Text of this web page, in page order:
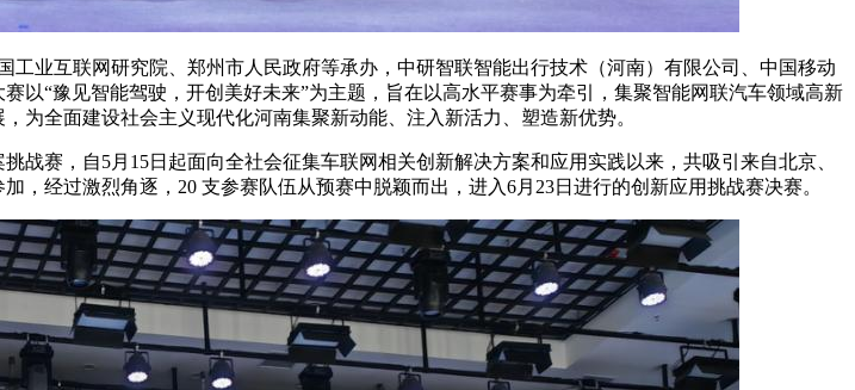
互联网研究院、郑州市人民政府等承办，中研智联智能出行技术（河南）有限公司、中国移动
以“豫见智能驾驶，开创美好未来”为主题，旨在以高水平赛事为牵引，集聚智能网联汽车领域高新
为全面建设社会主义现代化河南集聚新动能、注入新活力、塑造新优势。
赛，自5月15日起面向全社会征集车联网相关创新解决方案和应用实践以来，共吸引来自北京、
经过激烈角逐，20 支参赛队伍从预赛中脱颖而出，进入6月23日进行的创新应用挑战赛决赛。